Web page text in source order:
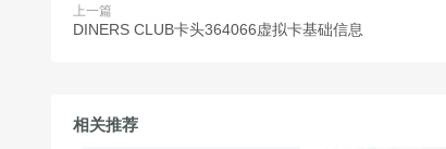
上一篇
DINERS CLUB卡头364066虚拟卡基础信息
相关推荐